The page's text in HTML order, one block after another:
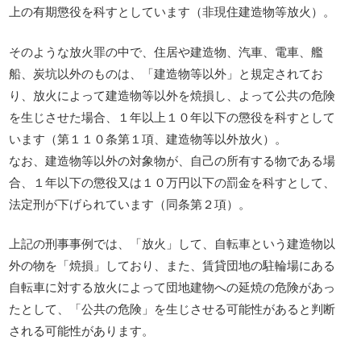
上の有期懲役を科すとしています（非現住建造物等放火）。
そのような放火罪の中で、住居や建造物、汽車、電車、艦
船、炭坑以外のものは、「建造物等以外」と規定されてお
り、放火によって建造物等以外を焼損し、よって公共の危険
を生じさせた場合、１年以上１０年以下の懲役を科すとして
います（第１１０条第１項、建造物等以外放火）。
なお、建造物等以外の対象物が、自己の所有する物である場
合、１年以下の懲役又は１０万円以下の罰金を科すとして、
法定刑が下げられています（同条第２項）。
上記の刑事事例では、「放火」して、自転車という建造物以
外の物を「焼損」しており、また、賃貸団地の駐輪場にある
自転車に対する放火によって団地建物への延焼の危険があっ
たとして、「公共の危険」を生じさせる可能性があると判断
される可能性があります。